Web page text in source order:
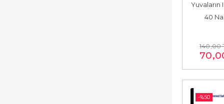
Yuvaların
40
140,00
70
-%50